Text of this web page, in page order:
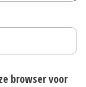
browser voor